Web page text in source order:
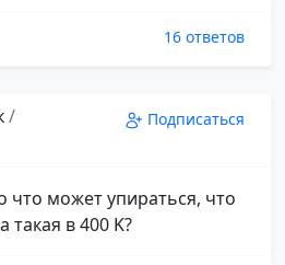
16 ответов
/
Подписаться
что может упираться, что
такая в 400 K?